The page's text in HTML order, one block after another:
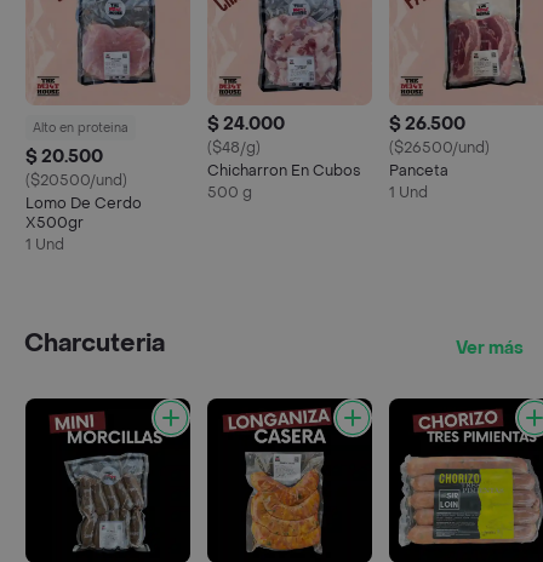
Alto en proteina
$ 20.500
($20500/und)
Lomo De Cerdo
X500gr
1 Und
$ 24.000
($48/g)
Chicharron En Cubos
500 g
$ 26.500
($26500/und)
Panceta
1 Und
Charcuteria Ver más